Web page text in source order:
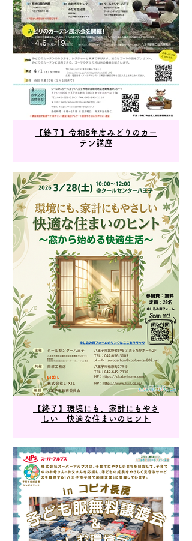
【終了】令和8年度みどりのカー
テン講座
【終了】環境にも、家計にもやさ
しい 快適な住まいのヒント